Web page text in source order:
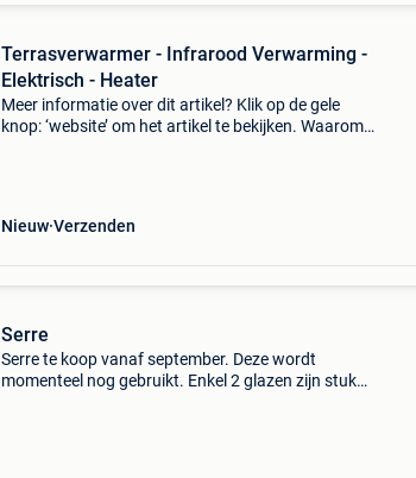
Terrasverwarmer - Infrarood Verwarming -
Elektrisch - Heater
Meer informatie over dit artikel? Klik op de gele
knop: ‘website’ om het artikel te bekijken. Waarom
Nieuw Verzenden
Serre
Serre te koop vanaf september. Deze wordt
momenteel nog gebruikt. Enkel 2 glazen zijn stuk